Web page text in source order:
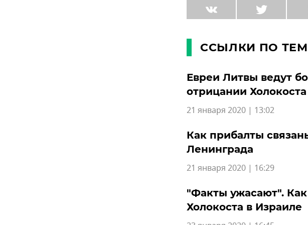
ССЫЛКИ ПО
Евреи Литвы ведут
отрицании Холокоста
21 января 2020 | 13:02
Как прибалты
Ленинграда
21 января 2020 | 16:29
"Факты ужасают".
Холокоста в Израиле